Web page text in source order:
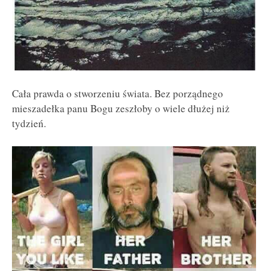
Cała prawda o stworzeniu świata. Bez porządnego
mieszadełka panu Bogu zeszłoby o wiele dłużej niż
tydzień.